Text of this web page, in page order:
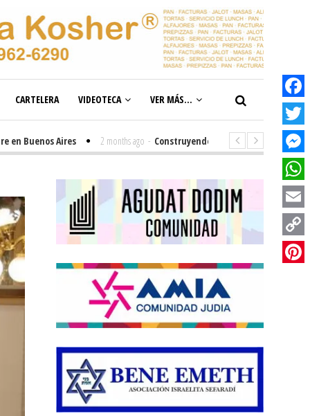
CARTELERA VIDEOTECA VER MÁS...
Aires 2 months ago - Construyendo el futuro de la inclusión en
Facebook
Twitter
Email
Copy